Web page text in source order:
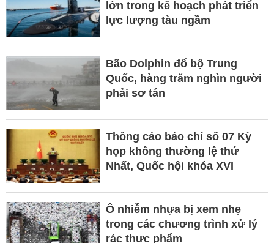
lớn trong kế hoạch phát triển
lực lượng tàu ngầm
Bão Dolphin đổ bộ Trung
Quốc, hàng trăm nghìn người
phải sơ tán
Thông cáo báo chí số 07 Kỳ
họp không thường lệ thứ
Nhất, Quốc hội khóa XVI
Ô nhiễm nhựa bị xem nhẹ
trong các chương trình xử lý
rác thực phẩm